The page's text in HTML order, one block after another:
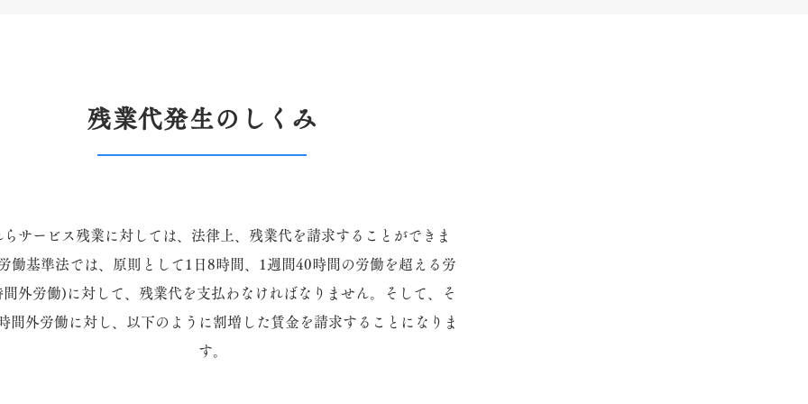
残業代発生のしくみ
らサービス残業に対しては、法律上、残業代を請求することができま
働基準法では、原則として1日8時間、1週間40時間の労働を超える労
間外労働)に対して、残業代を支払わなければなりません。そして、そ
間外労働に対し、以下のように割増した賃金を請求することになりま
す。